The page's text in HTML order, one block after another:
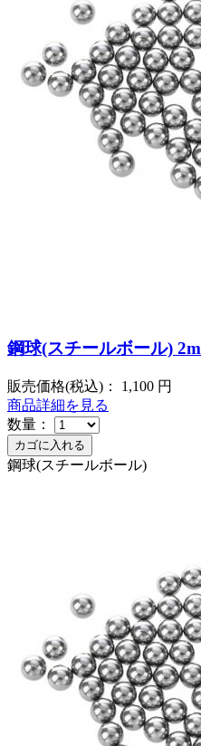
鋼球(スチールボール)
販売価格(税込)： 1,100 円
商品詳細を見る
数量：
鋼球(スチールボール)